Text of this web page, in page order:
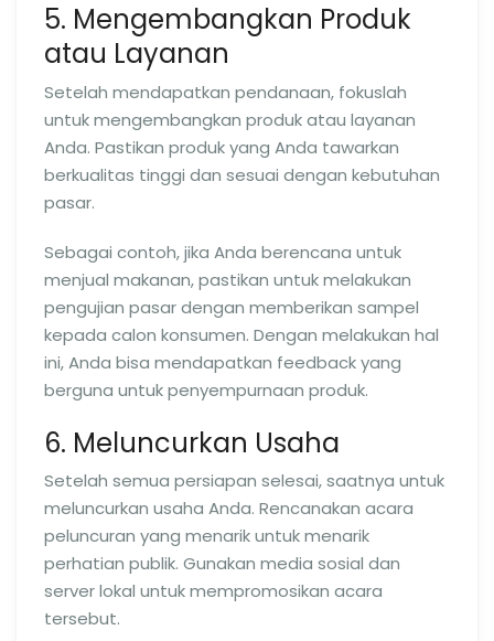
5. Mengembangkan Produk
atau Layanan
Setelah mendapatkan pendanaan, fokuslah
untuk mengembangkan produk atau layanan
Anda. Pastikan produk yang Anda tawarkan
berkualitas tinggi dan sesuai dengan kebutuhan
pasar.
Sebagai contoh, jika Anda berencana untuk
menjual makanan, pastikan untuk melakukan
pengujian pasar dengan memberikan sampel
kepada calon konsumen. Dengan melakukan hal
ini, Anda bisa mendapatkan feedback yang
berguna untuk penyempurnaan produk.
6. Meluncurkan Usaha
Setelah semua persiapan selesai, saatnya untuk
meluncurkan usaha Anda. Rencanakan acara
peluncuran yang menarik untuk menarik
perhatian publik. Gunakan media sosial dan
server lokal untuk mempromosikan acara
tersebut.